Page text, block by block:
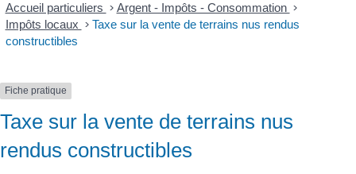
Accueil particuliers > Argent - Impôts - Consommation >
Impôts locaux > Taxe sur la vente de terrains nus rendus
constructibles
Fiche pratique
Taxe sur la vente de terrains nus
rendus constructibles